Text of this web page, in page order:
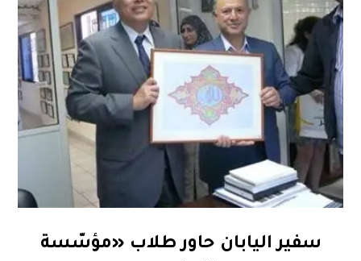
سفير اليابان حاور طلاب «مؤسّسة